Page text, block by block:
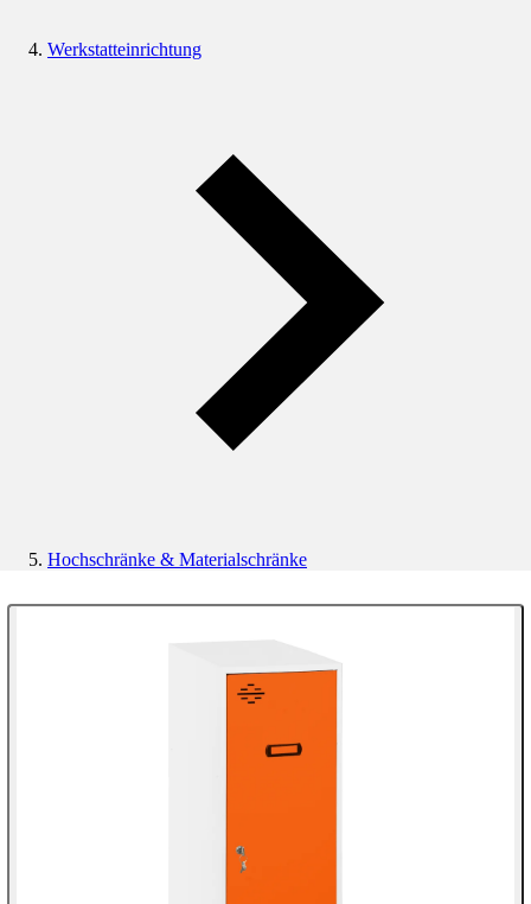
Werkstatteinrichtung
Hochschränke & Materialschränke